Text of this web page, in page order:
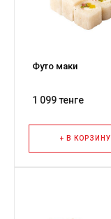
Футо маки
1 099 тенге
+ В КОРЗИНУ